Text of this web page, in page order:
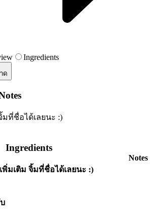
Ingredients
ด
มที่ชื่อได้เลยนะ :)
Ingredients
พิ่มเติม จิ้มที่ชื่อได้เลยนะ :)
Notes